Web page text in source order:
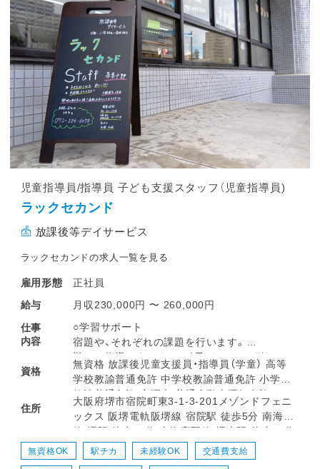
児童指導員/指導員 子ども支援スタッフ（児童指導員)
ラックセカンド
放課後等デイサービス
ラックセカンドの求人一覧を見る
雇用形態
正社員
給与
月収230,000円 〜 260,000円
仕事
内容
○学習サポート
宿題や、それぞれの課題を行います。
難しい指導はありません！子どもたちが楽しい
と思える指導を目指しています♪
○パソコン学習
デジタル教材「すらら」やタイピング、スクラッ
チなど、子ども達のパソコン学習をサポートし
パソコン学習については、入社後に先輩社員か
ら使用方法をお伝えいたします。
資格
無資格 放課後児童支援員・指導員（学童） 高等
学校教諭普通免許 中学校教諭普通免許 小学校
教諭普通免許 心理士 普通自動車運転免許
住所
大阪府堺市宿院町東3-1-3-201メゾンドフェニ
ックス 阪堺電軌阪堺線 宿院駅 徒歩5分 南海本
線 堺駅 徒歩15分 南海高野線 堺東駅 徒歩15分
無資格OK 駅チカ 未経験OK 交通費支給